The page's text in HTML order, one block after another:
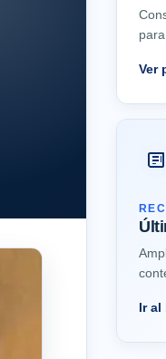
Ver
Ir al